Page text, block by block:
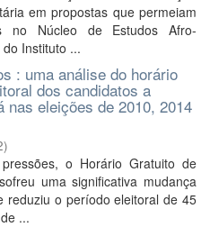
em propostas que permeiam
no Núcleo de Estudos Afro-
Instituto ...
: uma análise do horário
dos candidatos a
nas eleições de 2010, 2014
)
o Horário Gratuito de
uma significativa mudança
reduziu o período eleitoral de 45
...